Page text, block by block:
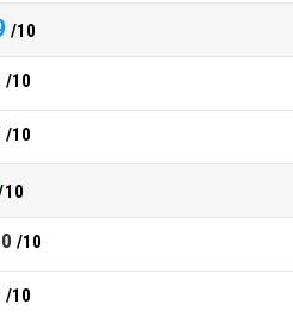
/10
/10
/10
/10
/10